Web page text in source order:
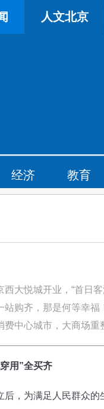
人文北京
经济 教育
西大悦城开业，“首日
站购齐，那是何等幸
费中心城市，大商场重
用”全买齐
为满足人民群众的